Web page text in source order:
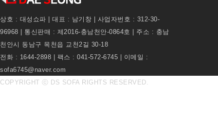
상호 : 대성쇼파 | 대표 : 남기창 | 사업자번호 : 312-30-
96968 | 통신판매 : 제2016-충남천안-0864호 | 주소 : 충남
천안시 동남구 목천읍 교천2길 30-18
전화 : 1644-2898 | 팩스 : 041-572-6745 | 이메일 :
sofa6745@naver.com
COPYRIGHT ⓒ DS SOFA RIGHTS RESERVED.